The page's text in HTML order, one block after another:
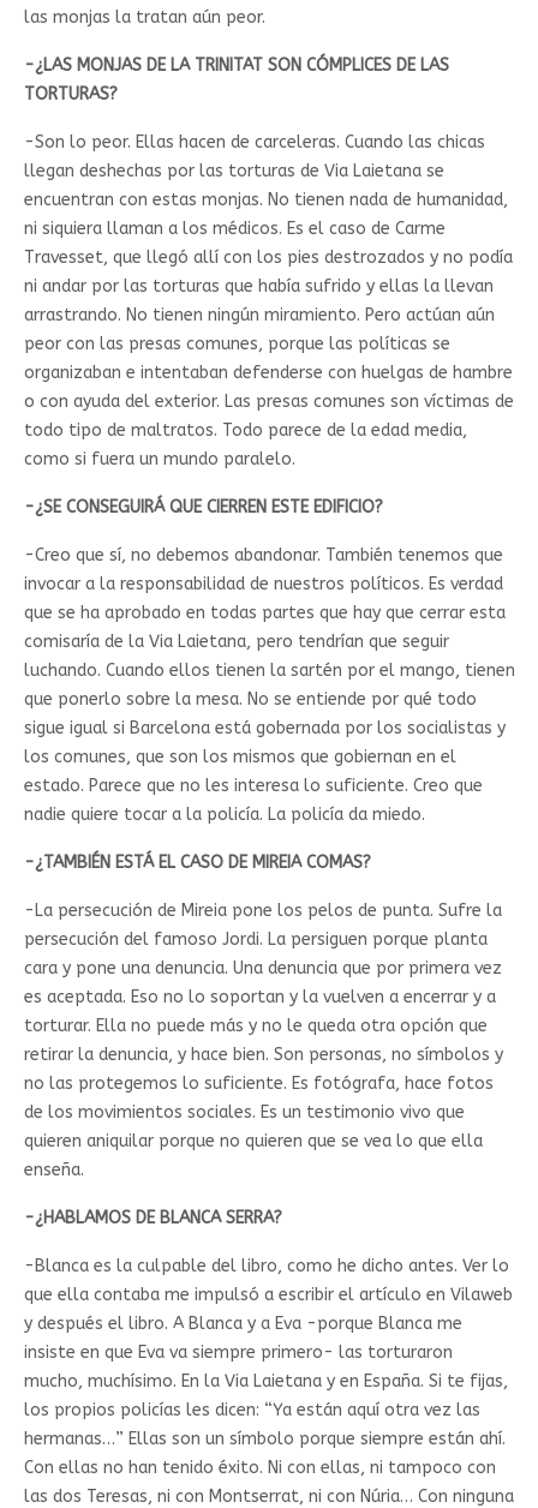
las monjas la tratan aún peor.
-¿LAS MONJAS DE LA TRINITAT SON CÓMPLICES DE LAS
TORTURAS?
-Son lo peor. Ellas hacen de carceleras. Cuando las chicas
llegan deshechas por las torturas de Via Laietana se
encuentran con estas monjas. No tienen nada de humanidad,
ni siquiera llaman a los médicos. Es el caso de Carme
Travesset, que llegó allí con los pies destrozados y no podía
ni andar por las torturas que había sufrido y ellas la llevan
arrastrando. No tienen ningún miramiento. Pero actúan aún
peor con las presas comunes, porque las políticas se
organizaban e intentaban defenderse con huelgas de hambre
o con ayuda del exterior. Las presas comunes son víctimas de
todo tipo de maltratos. Todo parece de la edad media,
como si fuera un mundo paralelo.
-¿SE CONSEGUIRÁ QUE CIERREN ESTE EDIFICIO?
-Creo que sí, no debemos abandonar. También tenemos que
invocar a la responsabilidad de nuestros políticos. Es verdad
que se ha aprobado en todas partes que hay que cerrar esta
comisaría de la Via Laietana, pero tendrían que seguir
luchando. Cuando ellos tienen la sartén por el mango, tienen
que ponerlo sobre la mesa. No se entiende por qué todo
sigue igual si Barcelona está gobernada por los socialistas y
los comunes, que son los mismos que gobiernan en el
estado. Parece que no les interesa lo suficiente. Creo que
nadie quiere tocar a la policía. La policía da miedo.
-¿TAMBIÉN ESTÁ EL CASO DE MIREIA COMAS?
-La persecución de Mireia pone los pelos de punta. Sufre la
persecución del famoso Jordi. La persiguen porque planta
cara y pone una denuncia. Una denuncia que por primera vez
es aceptada. Eso no lo soportan y la vuelven a encerrar y a
torturar. Ella no puede más y no le queda otra opción que
retirar la denuncia, y hace bien. Son personas, no símbolos y
no las protegemos lo suficiente. Es fotógrafa, hace fotos
de los movimientos sociales. Es un testimonio vivo que
quieren aniquilar porque no quieren que se vea lo que ella
enseña.
-¿HABLAMOS DE BLANCA SERRA?
-Blanca es la culpable del libro, como he dicho antes. Ver lo
que ella contaba me impulsó a escribir el artículo en Vilaweb
y después el libro. A Blanca y a Eva -porque Blanca me
insiste en que Eva va siempre primero- las torturaron
mucho, muchísimo. En la Via Laietana y en España. Si te fijas,
los propios policías les dicen: “Ya están aquí otra vez las
hermanas…” Ellas son un símbolo porque siempre están ahí.
Con ellas no han tenido éxito. Ni con ellas, ni tampoco con
las dos Teresas, ni con Montserrat, ni con Núria… Con ninguna